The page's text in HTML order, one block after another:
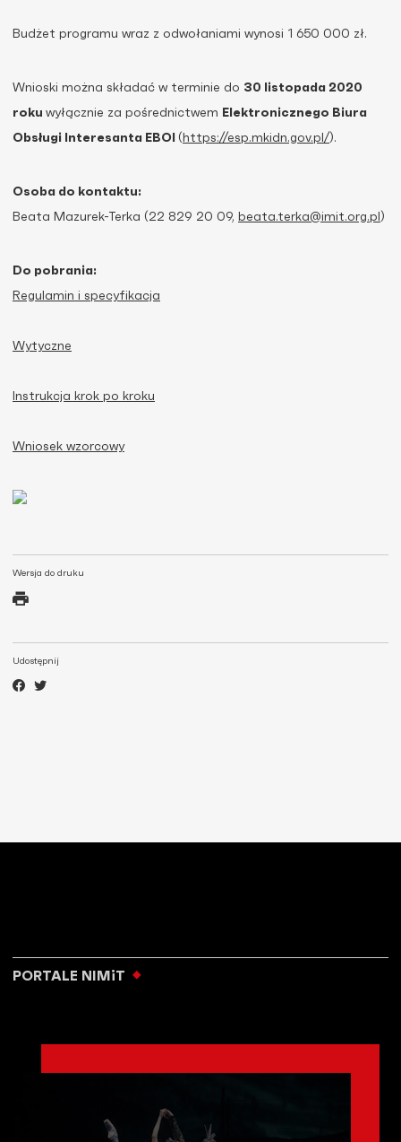
Wersja do druku
Udostępnij
Budżet programu wraz z odwołaniami wynosi 1 650 000 zł.
Wnioski można składać w terminie do 30 listopada 2020
roku wyłącznie za pośrednictwem Elektronicznego Biura
Obsługi Interesanta EBOI ( https://esp.mkidn.gov.pl/).
Osoba do kontaktu:
Beata Mazurek-Terka (22 829 20 09, beata.terka@imit.org.pl )
Do pobrania:
Regulamin i specyfikacja
Wytyczne
Instrukcja krok po kroku
Wniosek wzorcowy
PORTALE NIMiT